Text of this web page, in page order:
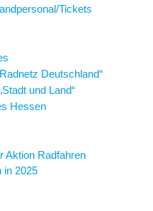
Tickets
Deutschland“
und Land“
Hessen
Aktion Radfahren
in 2025